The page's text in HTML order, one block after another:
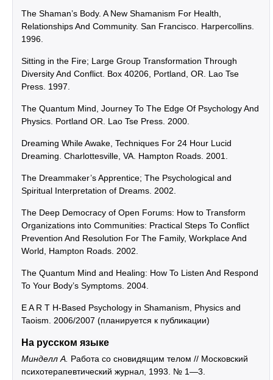
The Shaman’s Body. A New Shamanism For Health,
Relationships And Community. San Francisco. Harpercollins.
1996.
Sitting in the Fire; Large Group Transformation Through
Diversity And Conflict. Box 40206, Portland, OR. Lao Tse
Press. 1997.
The Quantum Mind, Journey To The Edge Of Psychology And
Physics. Portland OR. Lao Tse Press. 2000.
Dreaming While Awake, Techniques For 24 Hour Lucid
Dreaming. Charlottesville, VA. Hampton Roads. 2001.
The Dreammaker’s Apprentice; The Psychological and
Spiritual Interpretation of Dreams. 2002.
The Deep Democracy of Open Forums: How to Transform
Organizations into Communities: Practical Steps To Conflict
Prevention And Resolution For The Family, Workplace And
World, Hampton Roads. 2002.
The Quantum Mind and Healing: How To Listen And Respond
To Your Body’s Symptoms. 2004.
E A R T H-Based Psychology in Shamanism, Physics and
Taoism. 2006/2007 (планируется к публикации)
На русском языке
Минделл А. Работа со сновидящим телом // Московский
психотерапевтический журнал, 1993. № 1—3.